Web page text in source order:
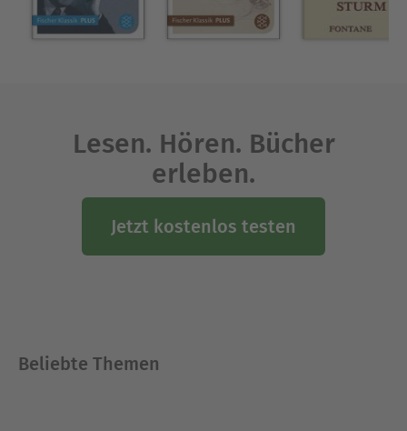
Lesen. Hören. Bücher
erleben.
Jetzt kostenlos testen
Beliebte Themen